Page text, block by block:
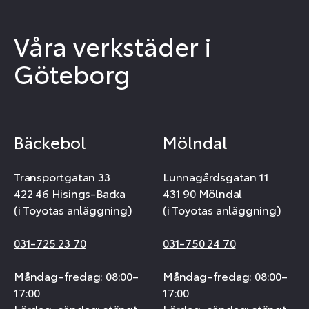
Våra verkstäder i
Göteborg
Bäckebol
Transportgatan 33
422 46 Hisings-Backa
(i Toyotas anläggning)
031-725 23 70
Måndag–fredag: 08:00–
17:00
Mölndal
Lunnagårdsgatan 11
431 90 Mölndal
(i Toyotas anläggning)
031-750 24 70
Måndag–fredag: 08:00–
17:00